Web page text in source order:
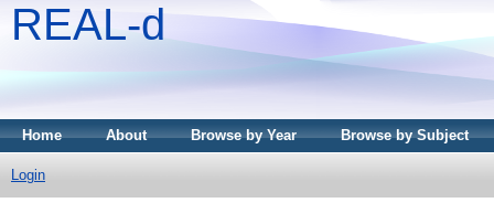
REAL-d
Home About Browse by Year Browse by Subject
Login